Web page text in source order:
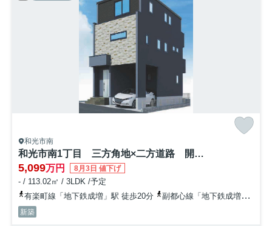
和光市南
和光市南1丁目 三方角地×二方道路 開放的なロケーション 限定2棟
5,099万円 8月3日 値下げ
- / 113.02㎡ / 3LDK /予定
有楽町線「地下鉄成増」駅 徒歩20分
副都心線「地下鉄成増」駅 徒歩20分
新築